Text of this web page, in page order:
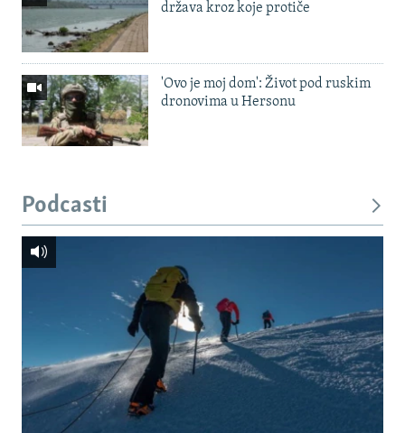
država kroz koje protiče
'Ovo je moj dom': Život pod ruskim
dronovima u Hersonu
Podcasti